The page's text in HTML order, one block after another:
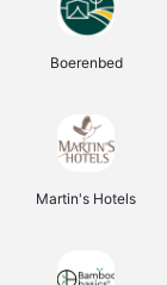
Boerenbed
Martin's Hotels